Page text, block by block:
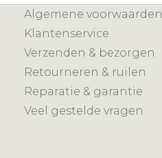
Algemene voorwaarden
Klantenservice
Verzenden & bezorgen
Retourneren & ruilen
Reparatie & garantie
Veel gestelde vragen